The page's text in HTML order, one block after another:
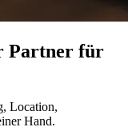
Partner für
Location,
Hand.